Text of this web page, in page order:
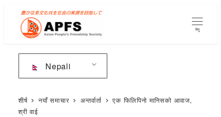
सामग्रीमा
जानुहोस्
मेनु
Nepali
शीर्ष नयाँ समाचार अन्तर्वार्ता
एक फिलिपिनो मानिसको आवाज,
श्री वाई